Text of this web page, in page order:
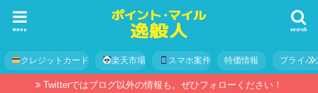
search
menu
クレジットカード 楽天市場 スマホ案件 特価情報 プライバ
Twitterではブログ以外の情報も。ぜひフォローください！